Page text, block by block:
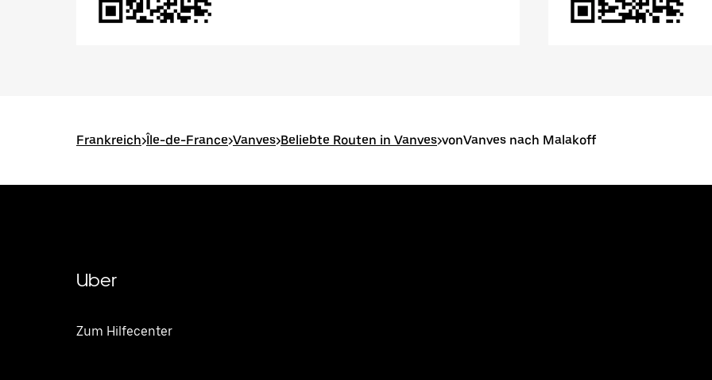
Frankreich>Île-de-France>Vanves>Beliebte Routen in Vanves>vonVanves nach Malakoff
Uber
Zum Hilfecenter